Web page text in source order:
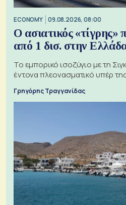
ECONOMY 09.08.2026, 08:00
Ο ασιατικός «τίγρης»
από 1 δισ. στην
Το εμπορικό ισοζύγιο με τη
έντονα πλεονασματικό υπέρ
Γρηγόρης Τραγγανίδας